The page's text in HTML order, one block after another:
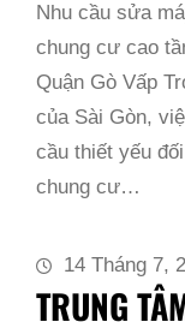
Nhu cầu sửa
chung cư cao
Quận Gò Vấp
của Sài Gòn,
cầu thiết yếu
chung cư…
14 Tháng 7,
TRUNG